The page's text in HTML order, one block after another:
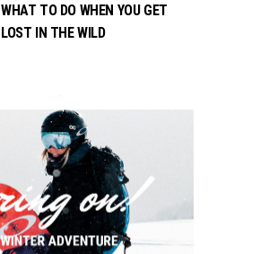
WHAT TO DO WHEN YOU GET
LOST IN THE WILD